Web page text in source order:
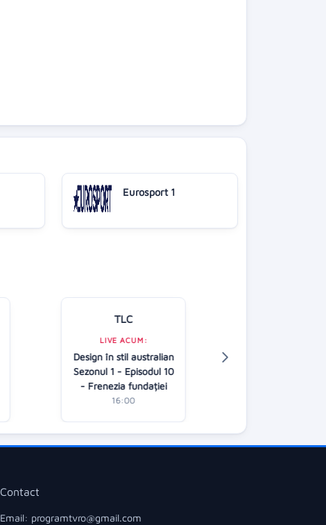
Eurosport 1
TLC
LIVE ACUM:
Design în stil australian
Sezonul 1 - Episodul 10
- Frenezia fundației
16:00
Contact
Email: programtvro@gmail.com